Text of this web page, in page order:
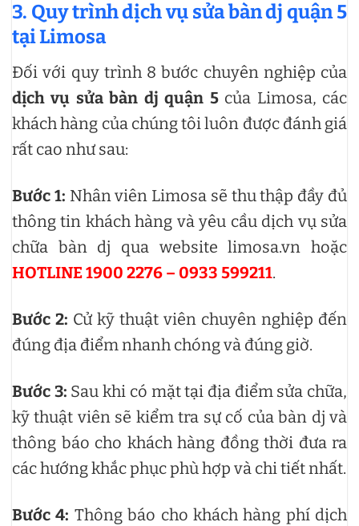
3. Quy trình dịch vụ sửa bàn dj quận 5
tại Limosa
Đối với quy trình 8 bước chuyên nghiệp của
dịch vụ sửa bàn dj quận 5của Limosa, các
khách hàng của chúng tôi luôn được đánh giá
rất cao như sau:
Bước 1: Nhân viên Limosa sẽ thu thập đầy đủ
thông tin khách hàng và yêu cầu dịch vụ sửa
chữa bàn dj qua website limosa.vn hoặc
HOTLINE 1900 2276 – 0933 599211.
Bước 2: Cử kỹ thuật viên chuyên nghiệp đến
đúng địa điểm nhanh chóng và đúng giờ.
Bước 3: Sau khi có mặt tại địa điểm sửa chữa,
kỹ thuật viên sẽ kiểm tra sự cố của bàn dj và
thông báo cho khách hàng đồng thời đưa ra
các hướng khắc phục phù hợp và chi tiết nhất.
Bước 4: Thông báo cho khách hàng phí dịch